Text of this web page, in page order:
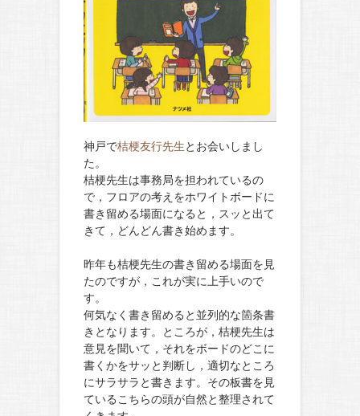
神戸で桔梗友行先生とお会いしまし
た。
桔梗先生は事務局を担われているの
で，フロアの考えをホワイトボードに
書き留める場面になると，スッと出て
きて，どんどん書き始めます。
昨年も桔梗先生の書き留める場面を見
たのですが，これが実に上手いので
す。
何気なく書き留めると並列的な箇条書
きとなります。ところが，桔梗先生は
意見を聞いて，それをボードのどこに
書くかをサッと判断し，適切なところ
にサラサラと書きます。その板書を見
ているこちらの頭が自然と整理されて